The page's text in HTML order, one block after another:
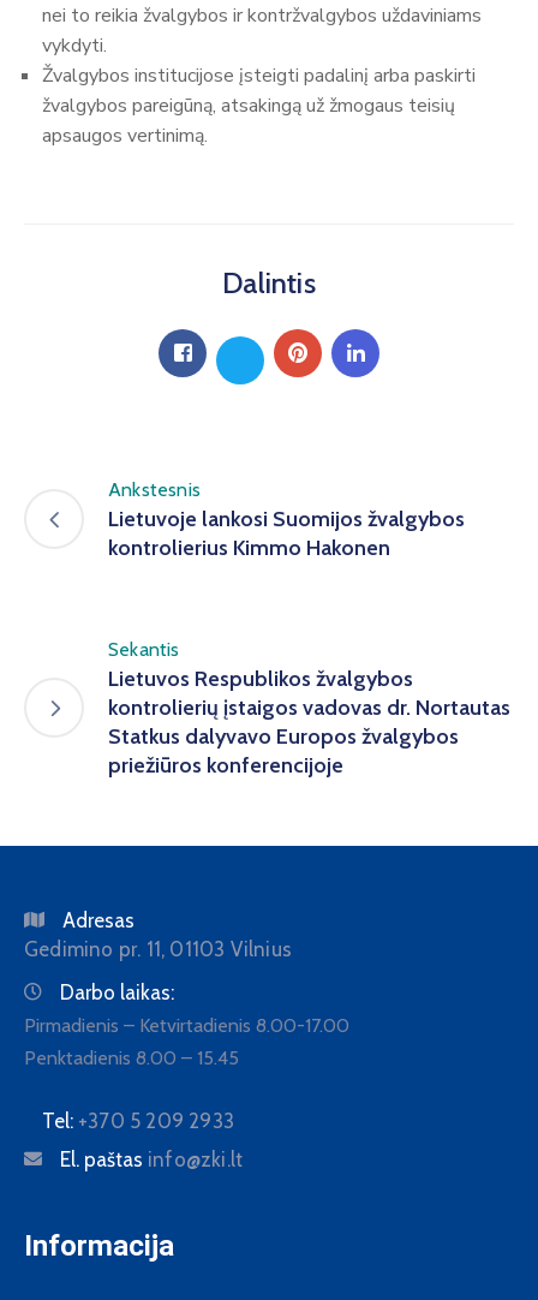
nei to reikia žvalgybos ir kontržvalgybos uždaviniams
vykdyti.
Žvalgybos institucijose įsteigti padalinį arba paskirti
žvalgybos pareigūną, atsakingą už žmogaus teisių
apsaugos vertinimą.
Dalintis
Ankstesnis
Lietuvoje lankosi Suomijos žvalgybos
kontrolierius Kimmo Hakonen
Sekantis
Lietuvos Respublikos žvalgybos
kontrolierių įstaigos vadovas dr. Nortautas
Statkus dalyvavo Europos žvalgybos
priežiūros konferencijoje
Adresas
Gedimino pr. 11, 01103 Vilnius
Darbo laikas:
Pirmadienis – Ketvirtadienis 8.00-17.00
Penktadienis 8.00 – 15.45
Tel: +370 5 209 2933
El. paštas info@zki.lt
Informacija